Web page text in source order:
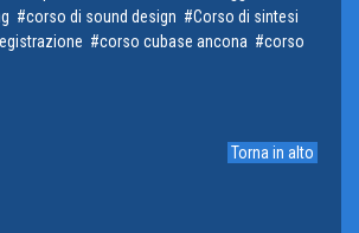
corso di sound design
Corso di sintesi
corso cubase ancona
corso
Torna in alto